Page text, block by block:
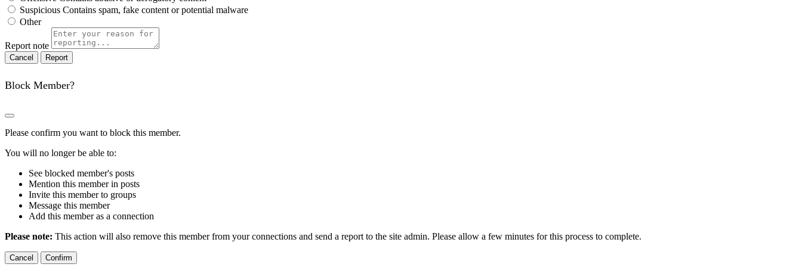
Suspicious Contains spam, fake content or potential malware
Other
Report note
Report
Block Member?
Please confirm you want to block this member.
You will no longer be able to:
See blocked member's posts
Mention this member in posts
Invite this member to groups
Message this member
Add this member as a connection
Please note: This action will also remove this member from your connections and send a report to the site admin. Please allow a few minutes for this process to complete.
Confirm